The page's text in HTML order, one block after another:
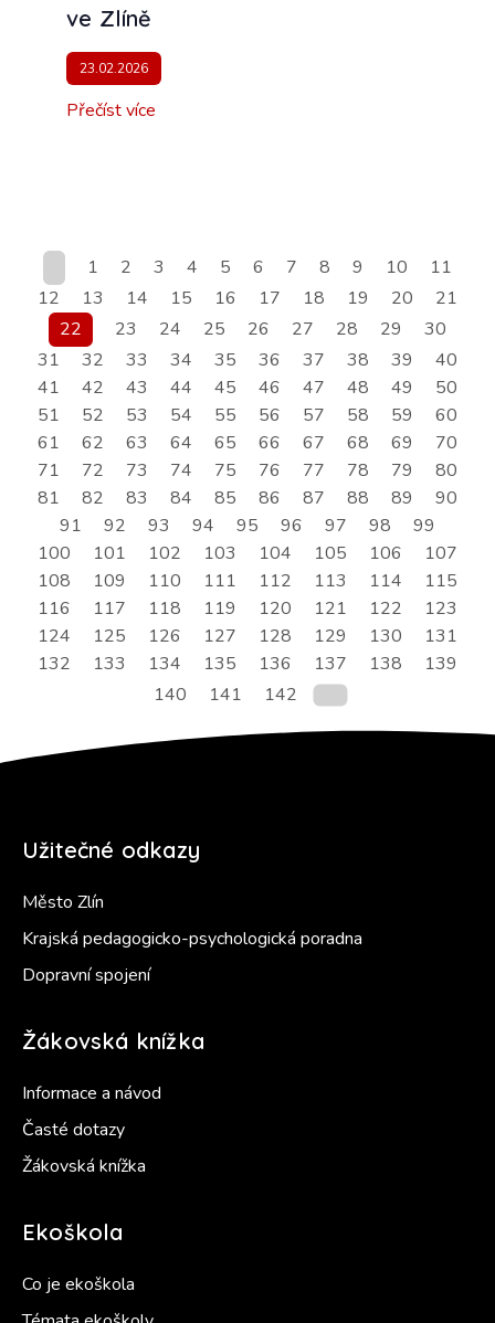
ve Zlíně
23.02.2026
Přečíst více
1 2 3 4 5 6 7 8 9 10
11
12
13 14 15 16 17 18 19 20
21
22
23 24 25 26 27 28 29
30
31
32 33 34 35 36 37 38 39
40
41
42 43 44 45 46 47 48 49
50
51
52 53 54 55 56 57 58 59
60
61
62 63 64 65 66 67 68 69
70
71
72 73 74 75 76 77 78 79
80
81
82 83 84 85 86 87 88 89
90
91
92 93 94 95 96 97 98
99
100
101 102 103 104 105 106
107
108
109 110 111 112 113 114
115
116
117 118 119 120 121 122
123
124
125 126 127 128 129 130
131
132
133 134 135 136 137 138
139
140
141 142
Užitečné odkazy
Město Zlín
Krajská pedagogicko-psychologická poradna
Dopravní spojení
Žákovská knížka
Informace a návod
Časté dotazy
Žákovská knížka
Ekoškola
Co je ekoškola